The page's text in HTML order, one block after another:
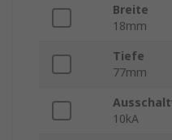
Breite
18mm
Tiefe
77mm
10kA